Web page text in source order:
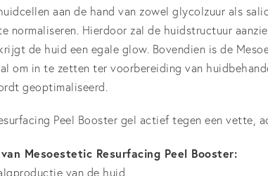
aan de hand van zowel glycolzuur als
normaliseren. Hierdoor zal de huidstructuur
de huid een egale glow. Bovendien is de
om in te zetten ter voorbereiding van
geoptimaliseerd.
Peel Booster gel actief tegen een vette,
Mesoestetic Resurfacing Peel Booster:
van de huid